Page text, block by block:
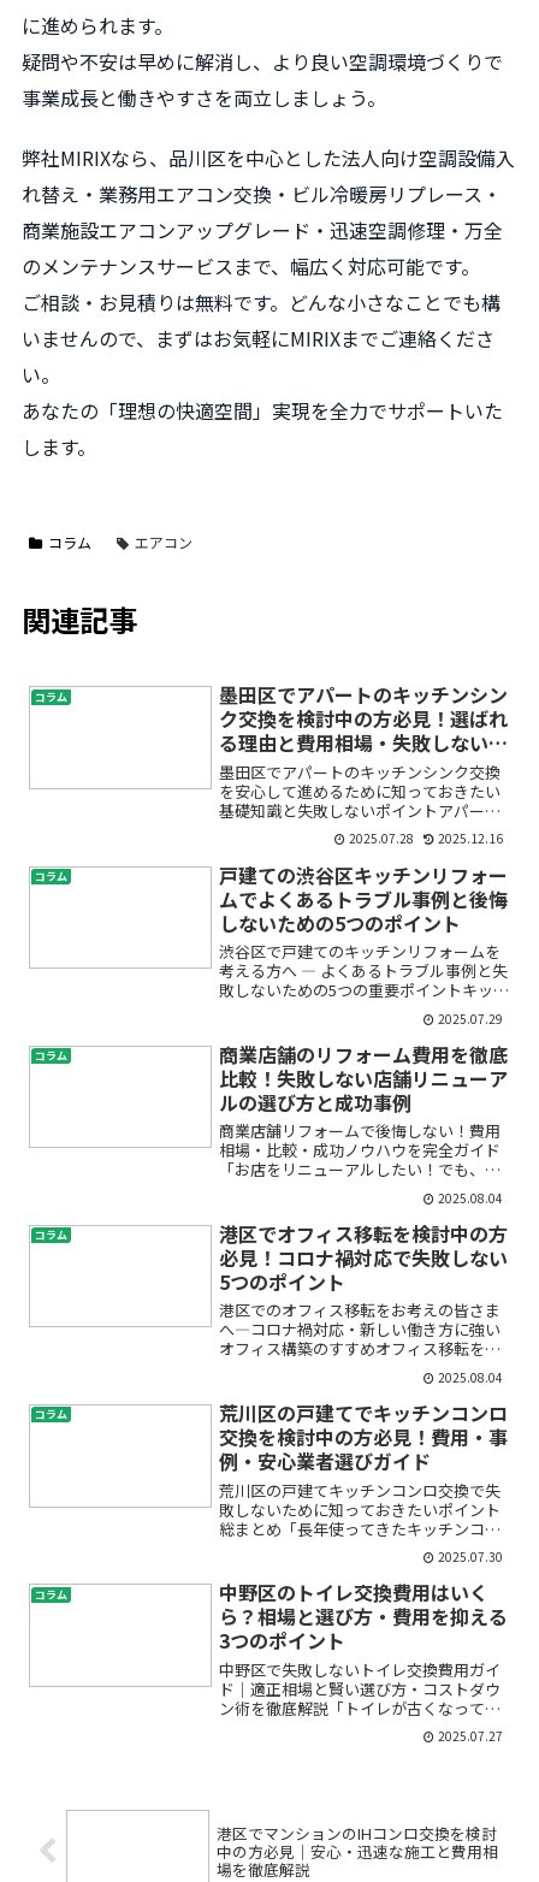
に進められます。
疑問や不安は早めに解消し、より良い空調環境づくりで
事業成長と働きやすさを両立しましょう。
弊社MIRIXなら、品川区を中心とした法人向け空調設備入
れ替え・業務用エアコン交換・ビル冷暖房リプレース・
商業施設エアコンアップグレード・迅速空調修理・万全
のメンテナンスサービスまで、幅広く対応可能です。
ご相談・お見積りは無料です。どんな小さなことでも構
いませんので、まずはお気軽にMIRIXまでご連絡くださ
い。
あなたの「理想の快適空間」実現を全力でサポートいた
します。
コラム エアコン
関連記事
コラム
墨田区でアパートのキッチンシン
ク交換を検討中の方必見！選ばれ
る理由と費用相場・失敗しない業
者選びのコツ
墨田区でアパートのキッチンシンク交換
を安心して進めるために知っておきたい
基礎知識と失敗しないポイントアパート
のキッチンシンク交換や水回りのリフォ
ームを考えているけれど、何から始めた
らよいのか、費用や手順、信頼できる業
者の選び方が分からず不安...
2025.07.28 2025.12.16
コラム
戸建ての渋谷区キッチンリフォー
ムでよくあるトラブル事例と後悔
しないための5つのポイント
渋谷区で戸建てのキッチンリフォームを
考える方へ ― よくあるトラブル事例と失
敗しないための5つの重要ポイントキッチ
ンリフォームは毎日を快適に過ごすため
の大切な決断です。しかし「いざリフォ
ーム」となると「費用はどれくらい？」
「どんな業者を選べ...
2025.07.29
コラム
商業店舗のリフォーム費用を徹底
比較！失敗しない店舗リニューア
ルの選び方と成功事例
商業店舗リフォームで後悔しない！費用
相場・比較・成功ノウハウを完全ガイド
「お店をリニューアルしたい！でも、費
用はいくらかかるの？」「リフォーム業
者の選び方が分からず不安…」「無駄な
出費や失敗を避けたい」——このような
お悩みを抱えていませんか...
2025.08.04
コラム
港区でオフィス移転を検討中の方
必見！コロナ禍対応で失敗しない
5つのポイント
港区でのオフィス移転をお考えの皆さま
へ―コロナ禍対応・新しい働き方に強い
オフィス構築のすすめオフィス移転を港
区で検討中だけれど、「コロナ禍のリス
クをどう避ければいい？」「在宅勤務や
リモートワークの広がりにどう対応すれ
ばいいの？」と不安を抱え...
2025.08.04
コラム
荒川区の戸建てでキッチンコンロ
交換を検討中の方必見！費用・事
例・安心業者選びガイド
荒川区の戸建てキッチンコンロ交換で失
敗しないために知っておきたいポイント
総まとめ「長年使ってきたキッチンコン
ロが古くなってきた」「最新のガスコン
ロに交換したいけれど、どこに頼めば安
心？」「費用や工事内容、注意点がよく
わからない」——荒川区で...
2025.07.30
コラム
中野区のトイレ交換費用はいく
ら？相場と選び方・費用を抑える
3つのポイント
中野区で失敗しないトイレ交換費用ガイ
ド｜適正相場と賢い選び方・コストダウ
ン術を徹底解説「トイレが古くなってき
た」「水漏れや不調が気になる」「リフ
ォーム業者の見積もりは高いの？」──
2025.07.27
港区でマンションのIHコンロ交換を検討
中の方必見｜安心・迅速な施工と費用相
場を徹底解説